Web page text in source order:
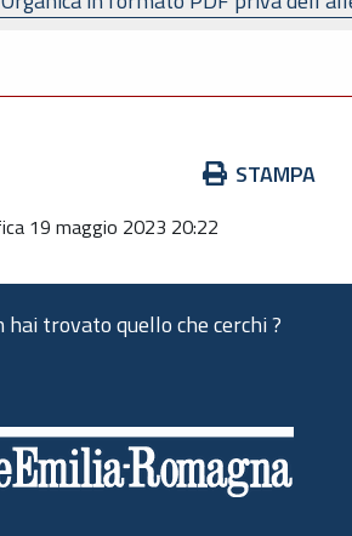
STAMPA
19 maggio 2023 20:22
hai trovato quello che cerchi ?